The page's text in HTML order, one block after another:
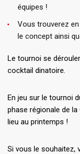
équipes !
Vous trouverez
le concept ainsi
Le tournoi se
cocktail dinatoire.
En jeu sur le tournoi
phase régionale de
lieu au printemps !
Si vous le souhaitez,